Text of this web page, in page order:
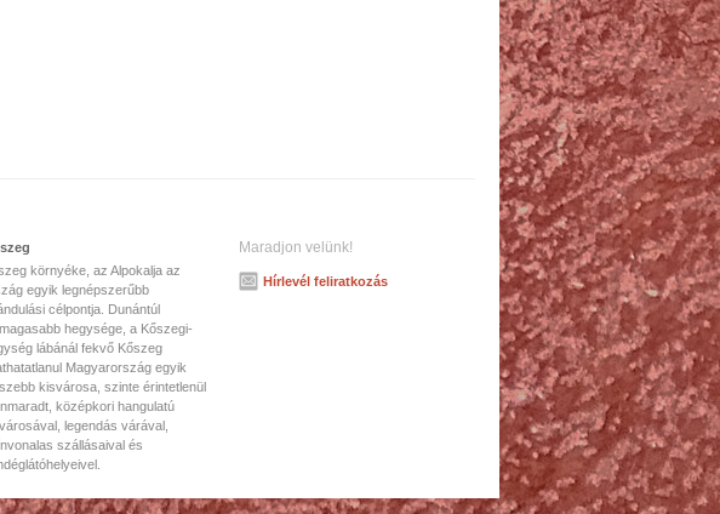
környéke, az Alpokalja az
egyik legnépszerűbb
célpontja. Dunántúl
hegysége, a Kőszegi-
lábánál fekvő Kőszeg
Magyarország egyik
kisvárosa, szinte érintetlenül
középkori hangulatú
legendás várával,
szállásaival és
Maradjon velünk!
Hírlevél feliratkozás